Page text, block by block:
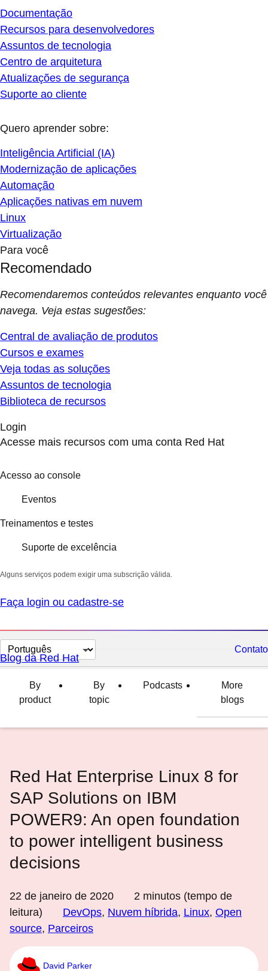
Documentação
Recursos para desenvolvedores
Assuntos de tecnologia
Centro de arquitetura
Atualizações de segurança
Suporte ao cliente
Quero aprender sobre:
Inteligência Artificial (IA)
Modernização de aplicações
Automação
Aplicações nativas em nuvem
Linux
Virtualização
Para você
Recomendado
Recomendaremos conteúdos relevantes enquanto você
navega. Veja estas sugestões:
Central de avaliação de produtos
Cursos e exames
Veja todas as soluções
Assuntos de tecnologia
Biblioteca de recursos
Login
Acesse mais recursos com uma conta Red Hat
Acesso ao console
Eventos
Treinamentos e testes
Suporte de excelência
Alguns serviços podem exigir uma subscrição válida.
Faça login ou cadastre-se
Selecionar
idioma
Contato
Blog da Red Hat
By
product
By
topic
Podcasts
More
blogs
Red Hat Enterprise Linux 8 for
SAP Solutions on IBM
POWER9: An open foundation
to power intelligent business
decisions
22 de janeiro de 2020 2 minutos (tempo de
leitura)
DevOps, Nuvem híbrida, Linux, Open
source, Parceiros
David Parker